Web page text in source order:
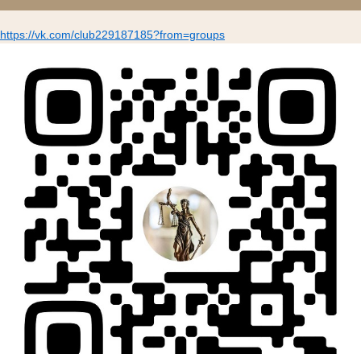
https://vk.com/club229187185?from=groups